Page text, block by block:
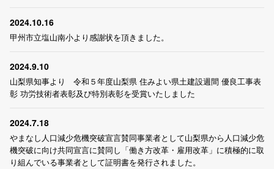
2024.10.16
甲州市立塩山南小より感謝状を頂きました。
2024.9.10
山梨県知事より 令和５年度山梨県 住みよい県土建設週間 優良工事表
彰 功労技術者表彰及び特別表彰を受賞いたしました
2024.7.18
やまなし人口減少危機突破宣言賛同事業者として山梨県から人口減少危
機突破に向け共同宣言に賛同し「働き方改革・雇用改革」に積極的に取
り組んでいる事業者として証明書を発行されました。